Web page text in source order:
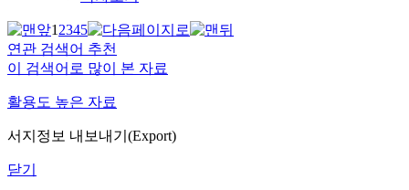
12345
연관 검색어 추천
이 검색어로 많이 본 자료
활용도 높은 자료
서지정보 내보내기(Export)
닫기